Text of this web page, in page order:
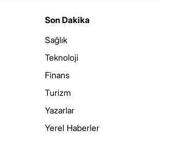
Son Dakika
Sağlık
Teknoloji
Finans
Turizm
Yazarlar
Yerel Haberler